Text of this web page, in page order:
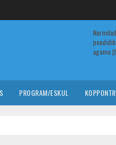
agama
PROGRAM/ESKUL